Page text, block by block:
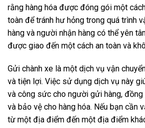
rằng hàng hóa được đóng gói một
toàn để tránh hư hỏng trong quá trình
hàng và người nhận hàng có thể yên
được giao đến một cách an toàn và
Gửi chành xe là một dịch vụ vận
và tiện lợi. Việc sử dụng dịch vụ này
và công sức cho người gửi hàng,
và bảo vệ cho hàng hóa. Nếu bạn cần
từ một địa điểm đến một địa điểm